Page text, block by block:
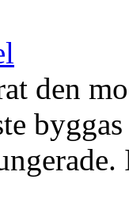
den